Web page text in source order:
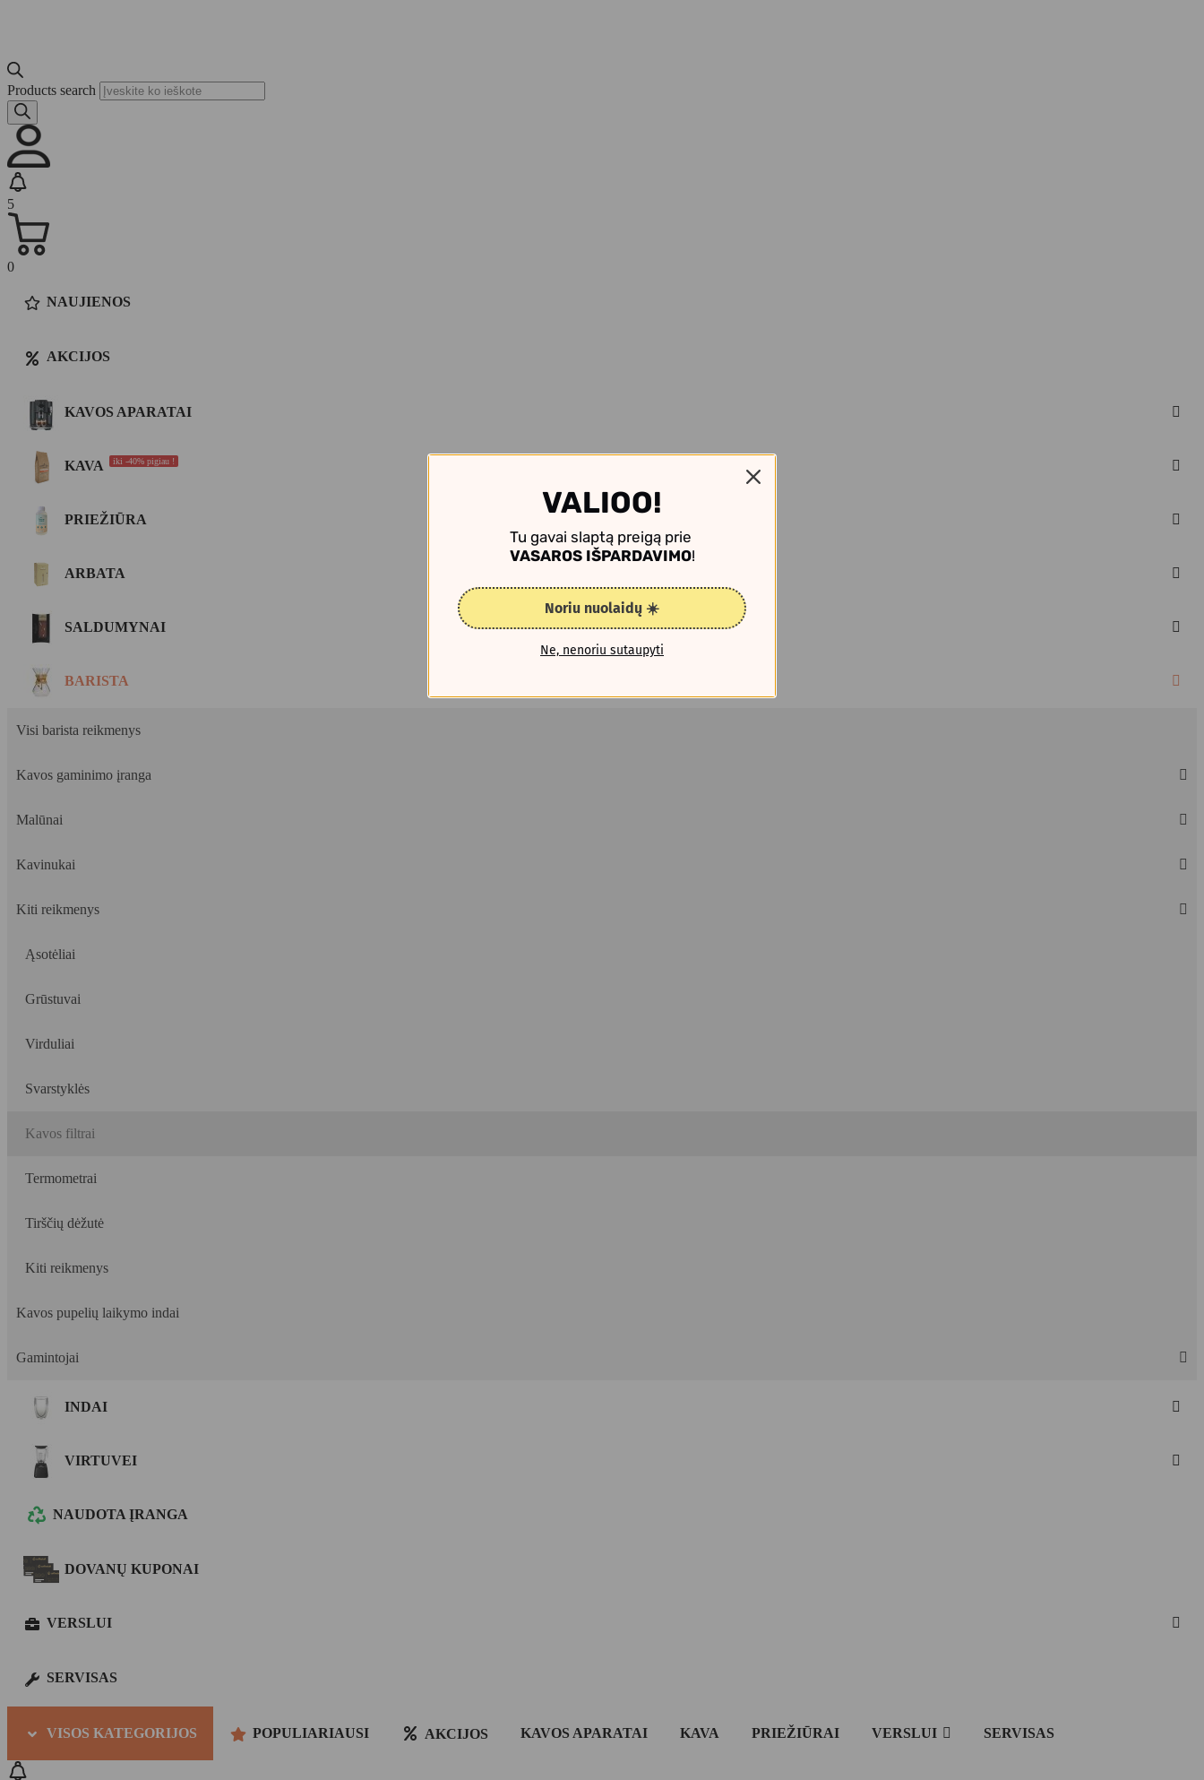
Products search
5
0
NAUJIENOS
AKCIJOS
KAVOS APARATAI
KAVA iki -40% pigiau !
PRIEŽIŪRA
ARBATA
SALDUMYNAI
BARISTA
Visi barista reikmenys
Kavos gaminimo įranga
Malūnai
Kavinukai
Kiti reikmenys
Ąsotėliai
Grūstuvai
Virduliai
Svarstyklės
Kavos filtrai
Termometrai
Tirščių dėžutė
Kiti reikmenys
Kavos pupelių laikymo indai
Gamintojai
INDAI
VIRTUVEI
NAUDOTA ĮRANGA
DOVANŲ KUPONAI
VERSLUI
SERVISAS
VISOS KATEGORIJOS POPULIARIAUSI AKCIJOS KAVOS APARATAI KAVA PRIEŽIŪRAI VERSLUI SERVISAS
VALIOO!
Tu gavai slaptą preigą prie
VASAROS IŠPARDAVIMO!
Noriu nuolaidų ☀️
Ne, nenoriu sutaupyti